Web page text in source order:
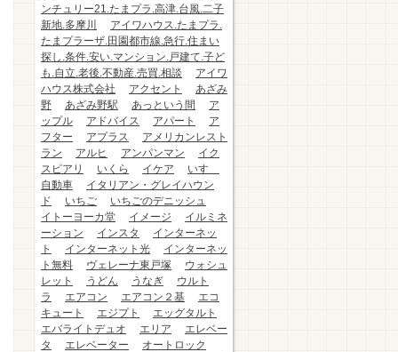
ンチュリー21.たまプラ.高津.台風.二子
新地.多摩川
アイワハウス.たまプラ.
たまプラーザ.田園都市線.急行.住まい
探し.条件.安い.マンション.戸建て.子ど
も.自立.老後.不動産.売買.相談
アイワ
ハウス株式会社
アクセント
あざみ
野
あざみ野駅 あっという間
ア
ップル
アドバイス アパート
ア
フター
アプラス
アメリカンレスト
ラン
アルヒ アンパンマン
イク
スピアリ
いくら イケア
いすゞ
自動車
イタリアン・グレイハウン
ド
いちご
いちごのデニッシュ
イトーヨーカ堂
イメージ
イルミネ
ーション
インスタ
インターネッ
ト
インターネット光
インターネッ
ト無料
ヴェレーナ東戸塚
ウォシュ
レット
うどん うなぎ
ウルト
ラ
エアコン エアコン２基
エコ
キュート
エジプト
エッグタルト
エバライトデュオ
エリア
エレベー
タ
エレベーター
オートロック